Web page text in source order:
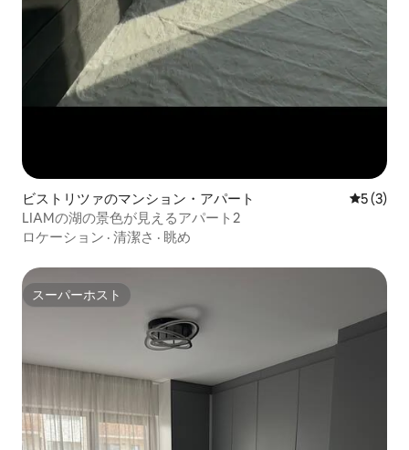
ビストリツァのマンション・アパート レビュー
5 (3)
LIAMの湖の景色が見えるアパート2
ロケーション · 清潔さ · 眺め
スーパーホスト
スーパーホスト